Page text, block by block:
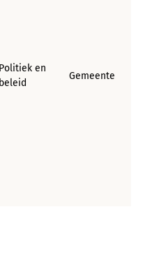
Politiek en
beleid
Gemeente